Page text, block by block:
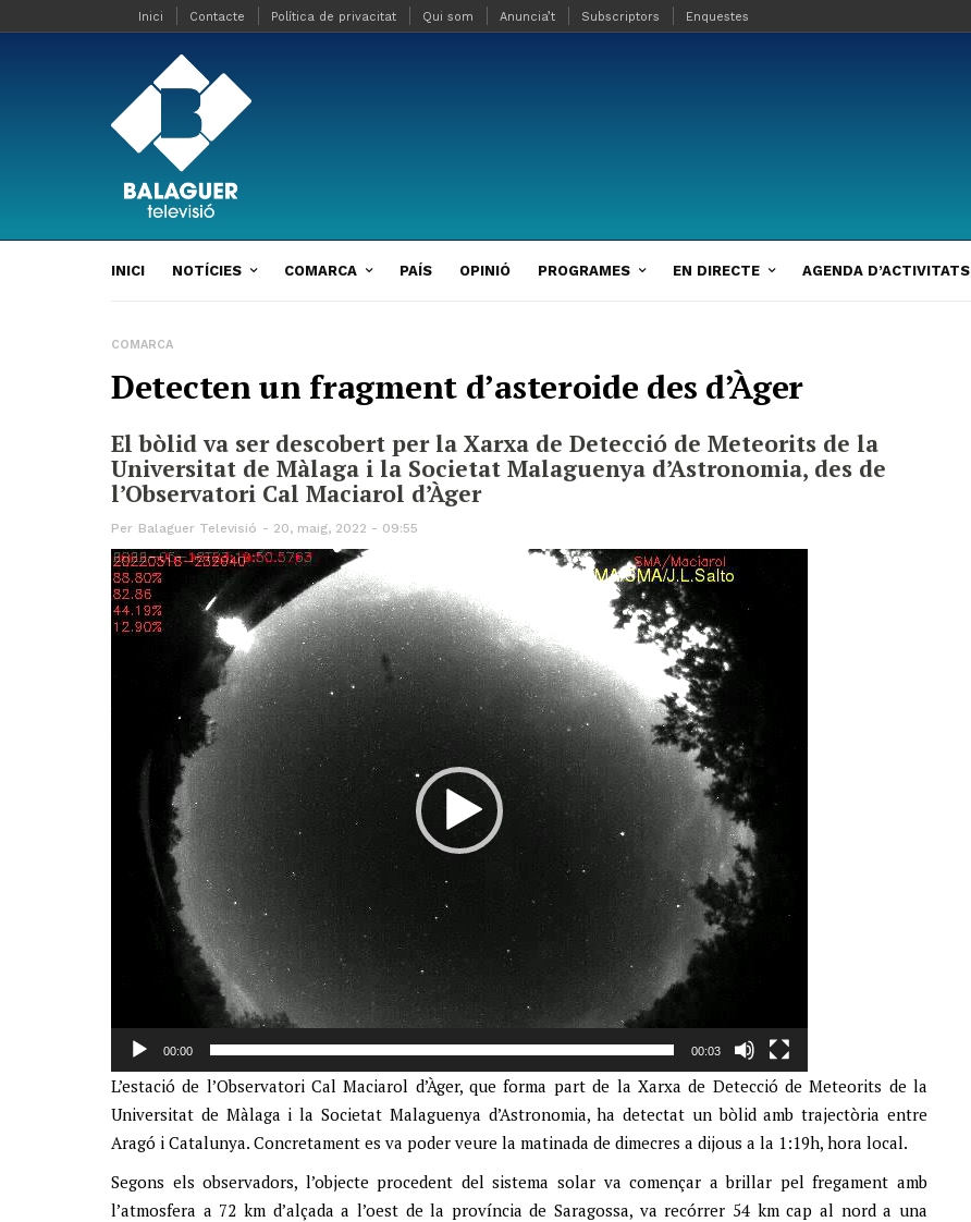
Inici Contacte Política de privacitat Qui som Anuncia’t Subscriptors Enquestes
INICI NOTÍCIES COMARCA PAÍS OPINIÓ PROGRAMES EN DIRECTE AGENDA D’ACTIVITATS
COMARCA
Detecten un fragment d’asteroide des d’Àger
El bòlid va ser descobert per la Xarxa de Detecció de Meteorits de la
Universitat de Màlaga i la Societat Malaguenya d’Astronomia, des de
l’Observatori Cal Maciarol d’Àger
Per Balaguer Televisió 20, maig, 2022 - 09:55
Reproductor
de
vídeo
00:00 00:03
L’estació de l’Observatori Cal Maciarol d’Àger, que forma part de la Xarxa de Detecció de Meteorits de la
Universitat de Màlaga i la Societat Malaguenya d’Astronomia, ha detectat un bòlid amb trajectòria entre
Aragó i Catalunya. Concretament es va poder veure la matinada de dimecres a dijous a la 1:19h, hora local.
Segons els observadors, l’objecte procedent del sistema solar va començar a brillar pel fregament amb
l’atmosfera a 72 km d’alçada a l’oest de la província de Saragossa, va recórrer 54 km cap al nord a una